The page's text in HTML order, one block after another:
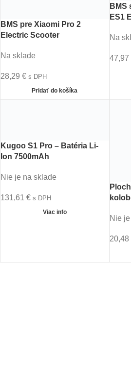
BMS pre Xiaomi Pro 2
Electric Scooter
Na sklade
28,29 € s DPH
Pridať do košíka
BMS
ES1
Na
47,97
Kugoo S1 Pro – Batéria Li-
Ion 7500mAh
Nie je na sklade
131,61 € s DPH
Viac info
Nie
20,48